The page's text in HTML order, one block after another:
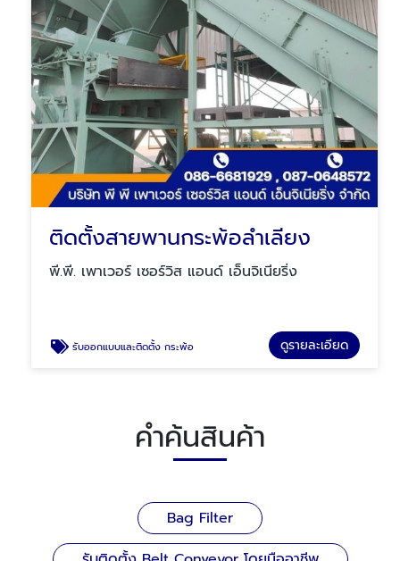
ติดตั้งสายพานกระพ้อลำเลียง
พี.พี. เพาเวอร์ เซอร์วิส แอนด์ เอ็นจิเนียริ่ง
รับออกแบบและติดตั้ง กระพ้อ ดูรายละเอียด
คำค้นสินค้า
Bag Filter